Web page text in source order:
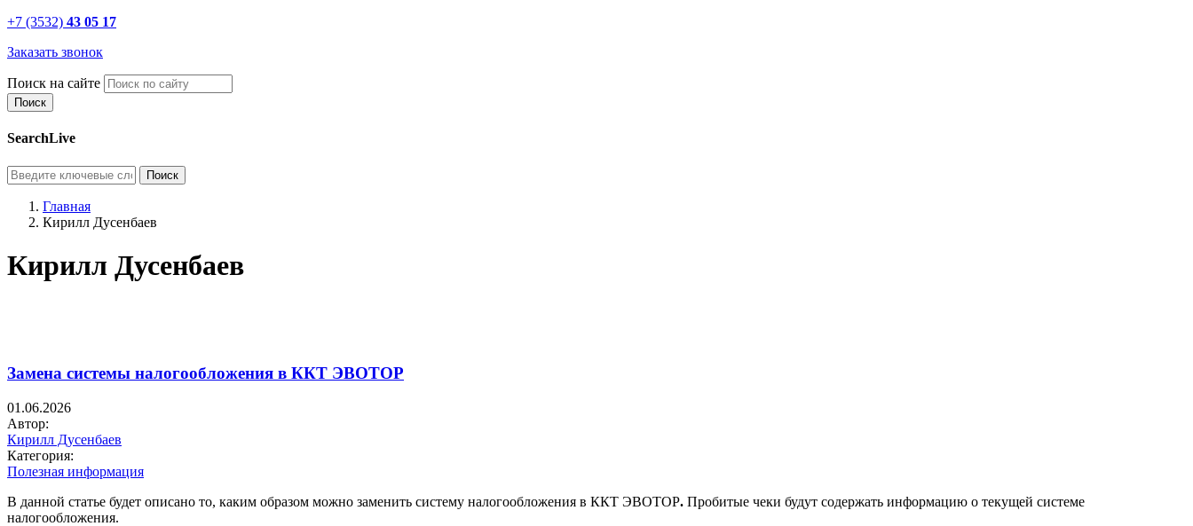
+7 (3532) 43 05 17
Заказать звонок
Поиск на сайте
SearchLive
Главная
Кирилл Дусенбаев
Кирилл Дусенбаев
Замена системы налогообложения в ККТ ЭВОТОР
01.06.2026
Автор:
Кирилл Дусенбаев
Категория:
Полезная информация
В данной статье будет описано то, каким образом можно заменить систему налогообложения в ККТ ЭВОТОР. Пробитые чеки будут содержать информацию о текущей системе
налогообложения.